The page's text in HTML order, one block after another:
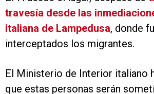
travesía desde las
italiana de Lampedusa, donde
interceptados los migrantes.
El Ministerio de Interior italiano
que estas personas serán